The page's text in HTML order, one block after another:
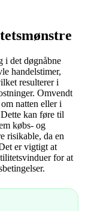
i det døgnåbne
handelstimer,
resulterer i
Omvendt
natten eller i
kan føre til
købs- og
risikable, da en
er vigtigt at
for at